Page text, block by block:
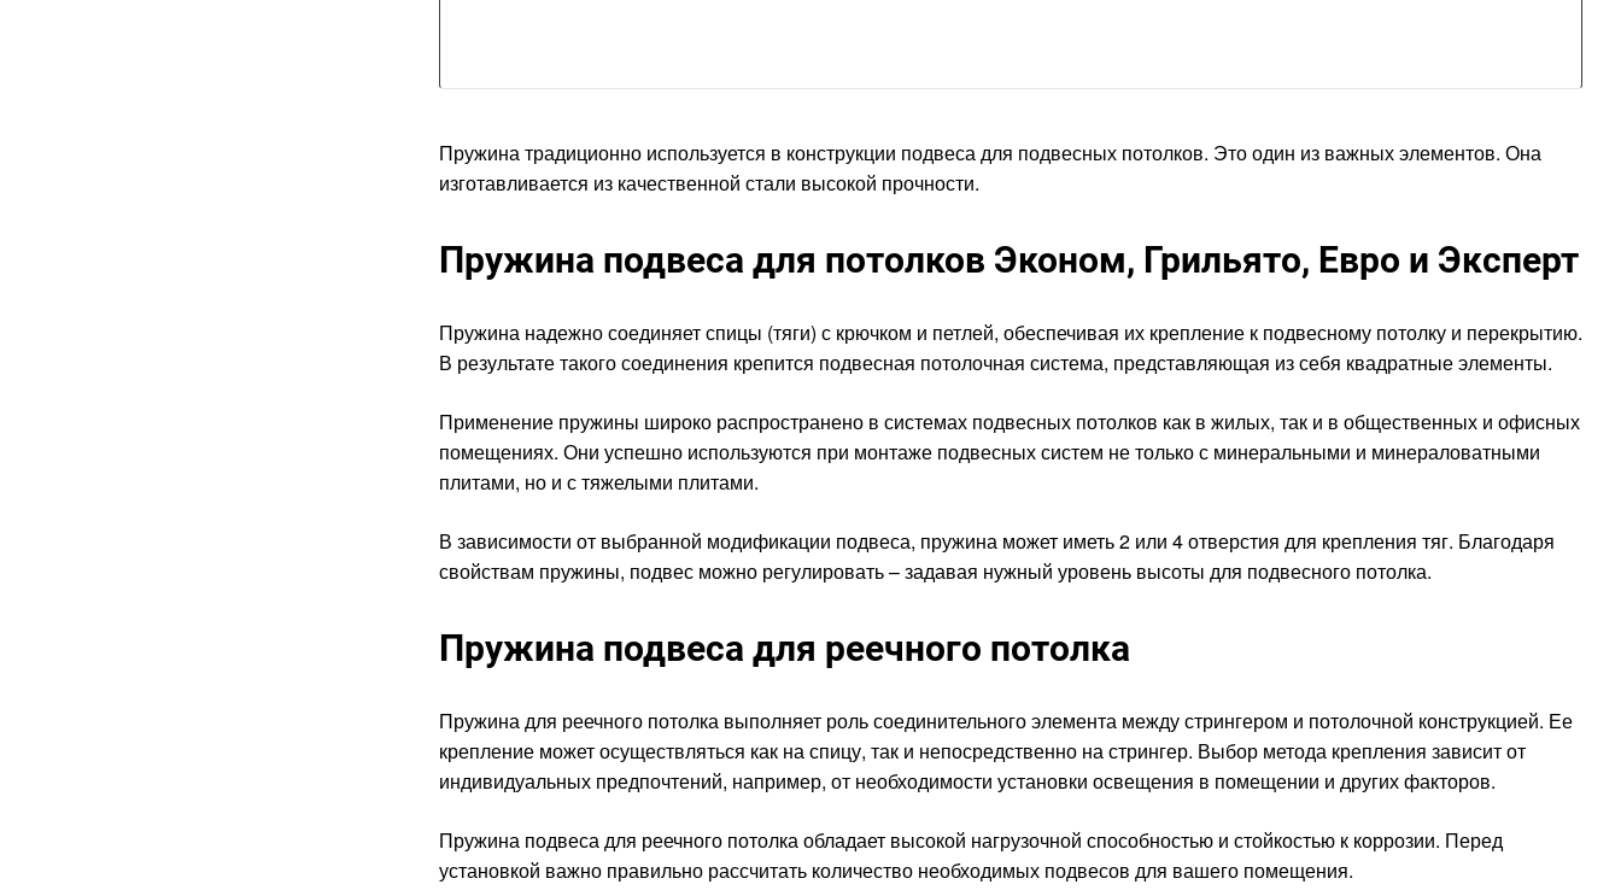
Пружина традиционно используется в конструкции подвеса для подвесных потолков. Это один из важных элементов. Она
изготавливается из качественной стали высокой прочности.
Пружина подвеса для потолков Эконом, Грильято, Евро и Эксперт
Пружина надежно соединяет спицы (тяги) с крючком и петлей, обеспечивая их крепление к подвесному потолку и перекрытию.
В результате такого соединения крепится подвесная потолочная система, представляющая из себя квадратные элементы.
Применение пружины широко распространено в системах подвесных потолков как в жилых, так и в общественных и офисных
помещениях. Они успешно используются при монтаже подвесных систем не только с минеральными и минераловатными
плитами, но и с тяжелыми плитами.
В зависимости от выбранной модификации подвеса, пружина может иметь 2 или 4 отверстия для крепления тяг. Благодаря
свойствам пружины, подвес можно регулировать – задавая нужный уровень высоты для подвесного потолка.
Пружина подвеса для реечного потолка
Пружина для реечного потолка выполняет роль соединительного элемента между стрингером и потолочной конструкцией. Ее
крепление может осуществляться как на спицу, так и непосредственно на стрингер. Выбор метода крепления зависит от
индивидуальных предпочтений, например, от необходимости установки освещения в помещении и других факторов.
Пружина подвеса для реечного потолка обладает высокой нагрузочной способностью и стойкостью к коррозии. Перед
установкой важно правильно рассчитать количество необходимых подвесов для вашего помещения.